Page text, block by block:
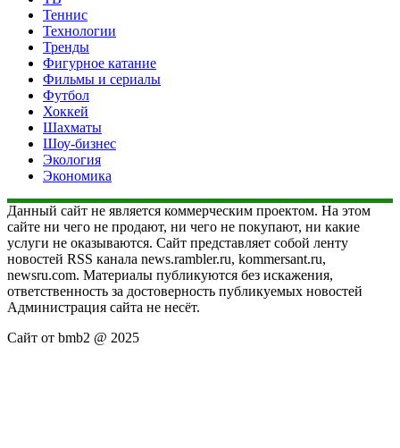
Теннис
Технологии
Тренды
Фигурное катание
Фильмы и сериалы
Футбол
Хоккей
Шахматы
Шоу-бизнес
Экология
Экономика
Данный сайт не является коммерческим проектом. На этом
сайте ни чего не продают, ни чего не покупают, ни какие
услуги не оказываются. Сайт представляет собой ленту
новостей RSS канала news.rambler.ru, kommersant.ru,
newsru.com. Материалы публикуются без искажения,
ответственность за достоверность публикуемых новостей
Администрация сайта не несёт.
Сайт от bmb2 @ 2025